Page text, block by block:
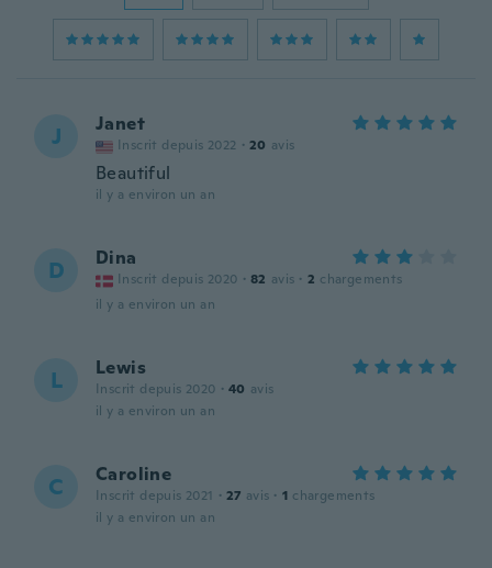
J Janet
Inscrit depuis 2022 · 20 avis
Beautiful
il y a environ un an
D Dina
Inscrit depuis 2020 · 82 avis · 2 chargements
il y a environ un an
L Lewis
Inscrit depuis 2020 · 40 avis
il y a environ un an
C Caroline
Inscrit depuis 2021 · 27 avis · 1 chargements
il y a environ un an